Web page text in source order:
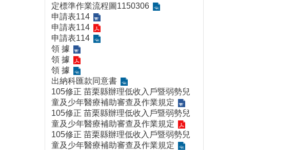
定標準作業流程圖1150306
申請表114
申請表114
申請表114
領 據
領 據
領 據
出納科匯款同意書
105修正 苗栗縣辦理低收入戶暨弱勢兒
童及少年醫療補助審查及作業規定
105修正 苗栗縣辦理低收入戶暨弱勢兒
童及少年醫療補助審查及作業規定
105修正 苗栗縣辦理低收入戶暨弱勢兒
童及少年醫療補助審查及作業規定